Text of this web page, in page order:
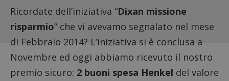
Ricordate dell’iniziativa “Dixan missione
risparmio” che vi avevamo segnalato nel mese
di Febbraio 2014? L’iniziativa si è conclusa a
Novembre ed oggi abbiamo ricevuto il nostro
premio sicuro: 2 buoni spesa Henkel del valore